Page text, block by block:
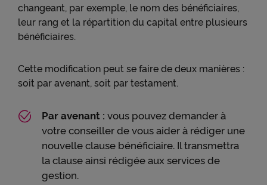
changeant, par exemple, le nom des bénéficiaires,
leur rang et la répartition du capital entre plusieurs
bénéficiaires.
Cette modification peut se faire de deux manières :
soit par avenant, soit par testament.
Par avenant : vous pouvez demander à
votre conseiller de vous aider à rédiger une
nouvelle clause bénéficiaire. Il transmettra
la clause ainsi rédigée aux services de
gestion.